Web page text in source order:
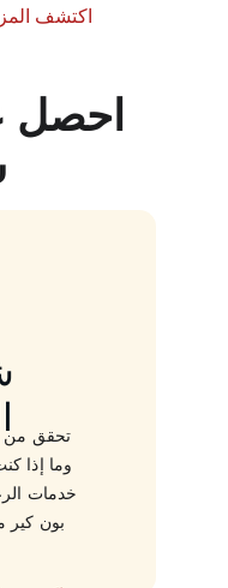
اكتشف
تحقق من
وما إذا
خدمات
بون كير
احصل